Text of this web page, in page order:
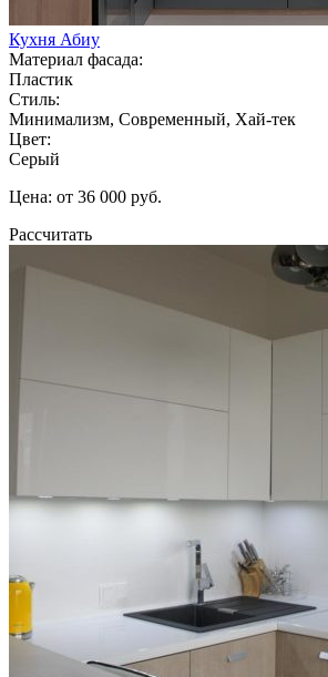
Кухня Абиу
Материал фасада:
Пластик
Стиль:
Минимализм, Современный, Хай-тек
Цвет:
Серый
Цена: от 36 000 руб.
Рассчитать